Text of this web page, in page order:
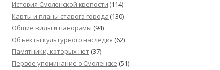
История Смоленской крепости (114)
Карты и планы старого города (130)
Общие виды и панорамы (94)
Объекты культурного наследия (62)
Памятники, которых нет (37)
Первое упоминание о Смоленске (51)